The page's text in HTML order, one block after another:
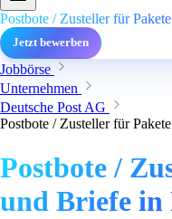
Postbote / Zusteller für
Jetzt bewerben
Jobbörse
Unternehmen
Deutsche Post AG
Postbote / Zusteller für
Postbote /
und Briefe